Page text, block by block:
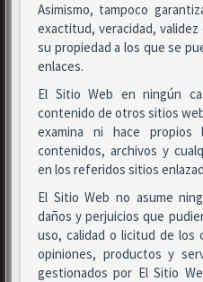
Asimismo, tampoco
exactitud, veracidad,
su propiedad a los que se
enlaces.
El Sitio Web en ningún
contenido de otros sitios
examina ni hace propios
contenidos, archivos y
en los referidos sitios
El Sitio Web no asume
daños y perjuicios que
uso, calidad o licitud de los
opiniones, productos y
gestionados por El Sitio